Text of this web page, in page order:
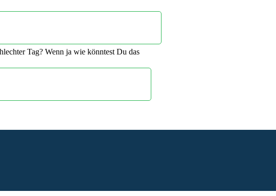
Tag? Wenn ja wie könntest Du das
aus. Die Folge ist, du musst noch mehr Zeit in Mathe investieren.